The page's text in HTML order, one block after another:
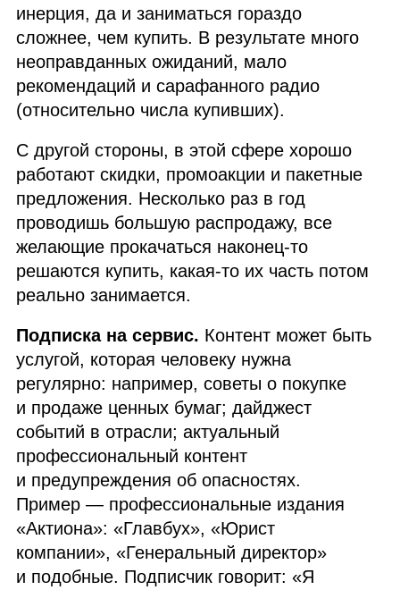
инерция, да и заниматься гораздо
сложнее, чем купить. В результате много
неоправданных ожиданий, мало
рекомендаций и сарафанного радио
(относительно числа купивших).
С другой стороны, в этой сфере хорошо
работают скидки, промоакции и пакетные
предложения. Несколько раз в год
проводишь большую распродажу, все
желающие прокачаться наконец‑то
решаются купить, какая‑то их часть потом
реально занимается.
Подписка на сервис. Контент может быть
услугой, которая человеку нужна
регулярно: например, советы о покупке
и продаже ценных бумаг; дайджест
событий в отрасли; актуальный
профессиональный контент
и предупреждения об опасностях.
Пример — профессиональные издания
«Актиона»: «Главбух», «Юрист
компании», «Генеральный директор»
и подобные. Подписчик говорит: «Я